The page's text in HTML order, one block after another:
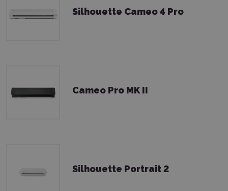
Silhouette Cameo 4 Pro
Cameo Pro MK II
Silhouette Portrait 2